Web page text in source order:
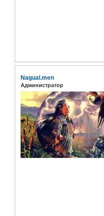
Nagual.men
Администратор